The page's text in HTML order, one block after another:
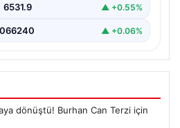
6531.9 ▲ +0.55%
▲ +0.06%
dönüştü! Burhan Can Terzi için